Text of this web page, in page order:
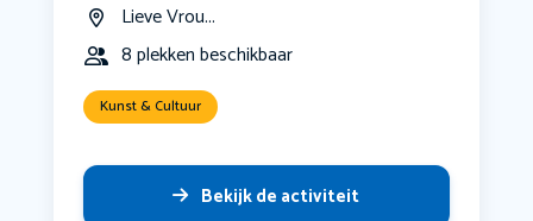
Lieve Vrou...
8 plekken beschikbaar
Kunst & Cultuur
Bekijk de activiteit